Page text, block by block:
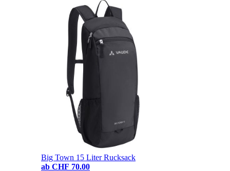
Big Town 15 Liter Rucksack
ab CHF 70.00